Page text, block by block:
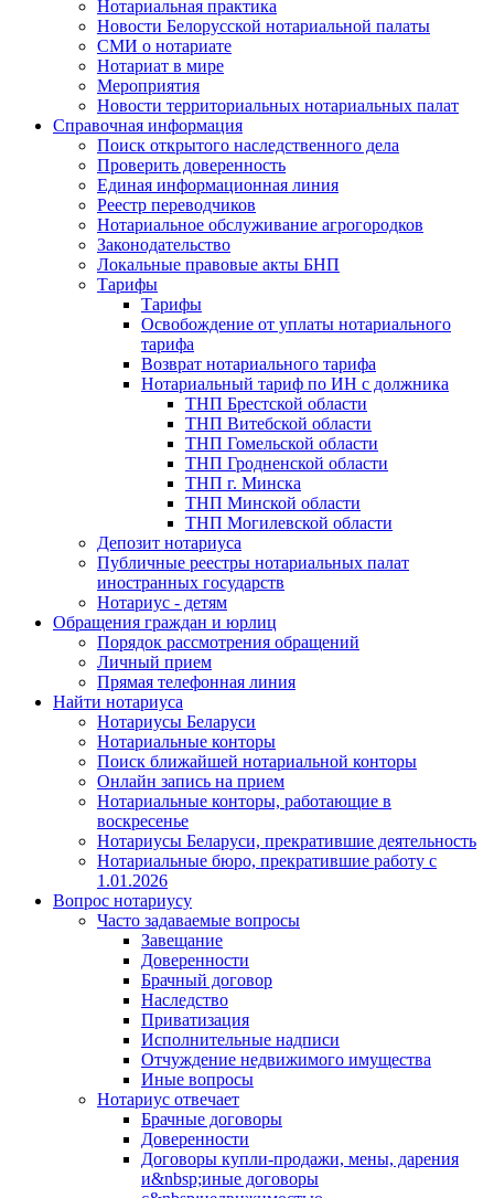
Нотариальная практика
Новости Белорусской нотариальной палаты
СМИ о нотариате
Нотариат в мире
Мероприятия
Новости территориальных нотариальных палат
Справочная информация
Поиск открытого наследственного дела
Проверить доверенность
Единая информационная линия
Реестр переводчиков
Нотариальное обслуживание агрогородков
Законодательство
Локальные правовые акты БНП
Тарифы
Тарифы
Освобождение от уплаты нотариального
тарифа
Возврат нотариального тарифа
Нотариальный тариф по ИН с должника
ТНП Брестской области
ТНП Витебской области
ТНП Гомельской области
ТНП Гродненской области
ТНП г. Минска
ТНП Минской области
ТНП Могилевской области
Депозит нотариуса
Публичные реестры нотариальных палат
иностранных государств
Нотариус - детям
Обращения граждан и юрлиц
Порядок рассмотрения обращений
Личный прием
Прямая телефонная линия
Найти нотариуса
Нотариусы Беларуси
Нотариальные конторы
Поиск ближайшей нотариальной конторы
Онлайн запись на прием
Нотариальные конторы, работающие в
воскресенье
Нотариусы Беларуси, прекратившие деятельность
Нотариальные бюро, прекратившие работу с
1.01.2026
Вопрос нотариусу
Часто задаваемые вопросы
Завещание
Доверенности
Брачный договор
Наследство
Приватизация
Исполнительные надписи
Отчуждение недвижимого имущества
Иные вопросы
Нотариус отвечает
Брачные договоры
Доверенности
Договоры купли-продажи, мены, дарения
и&nbsp;иные договоры